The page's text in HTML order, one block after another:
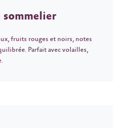
sommelier
fruits rouges et noirs, notes
Parfait avec volailles,